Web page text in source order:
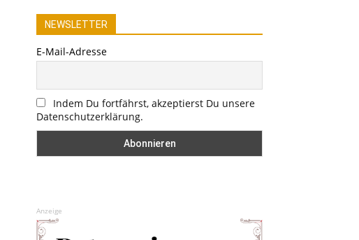
NEWSLETTER
E-Mail-Adresse
Indem Du fortfährst, akzeptierst Du unsere
Datenschutzerklärung.
Anzeige